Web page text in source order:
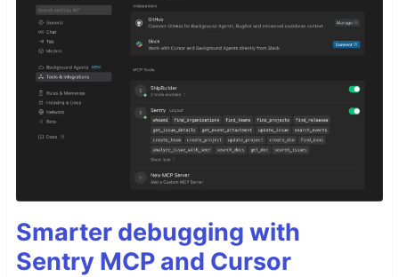
Smarter debugging with
Sentry MCP and Cursor